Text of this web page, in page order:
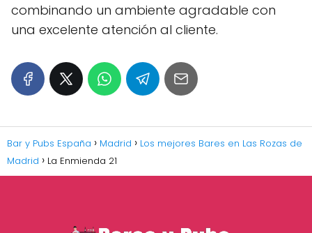
combinando un ambiente agradable con
una excelente atención al cliente.
Bar y Pubs España Madrid
Los mejores Bares en Las Rozas de
Madrid
La Enmienda 21